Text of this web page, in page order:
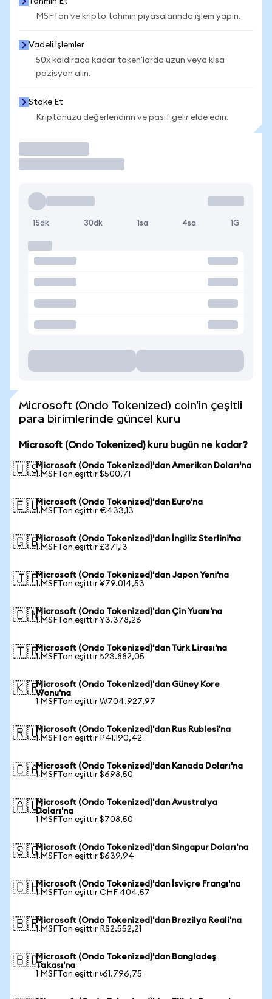
MSFTon ve kripto tahmin piyasalarında işlem yapın.
Vadeli İşlemler
50x kaldıraca kadar token'larda uzun veya kısa
pozisyon alın.
Stake Et
Kriptonuzu değerlendirin ve pasif gelir elde edin.
15dk 30dk 1sa 4sa 1G
Microsoft (Ondo Tokenized) coin'in çeşitli
para birimlerinde güncel kuru
Microsoft (Ondo Tokenized) kuru bugün ne kadar?
🇺🇸Microsoft (Ondo Tokenized)'dan Amerikan Doları'na
1 MSFTon eşittir $500,71
🇪🇺Microsoft (Ondo Tokenized)'dan Euro'na
1 MSFTon eşittir €433,13
🇬🇧Microsoft (Ondo Tokenized)'dan İngiliz Sterlini'na
1 MSFTon eşittir £371,13
🇯🇵Microsoft (Ondo Tokenized)'dan Japon Yeni'na
1 MSFTon eşittir ¥79.014,53
🇨🇳Microsoft (Ondo Tokenized)'dan Çin Yuanı'na
1 MSFTon eşittir ¥3.378,26
🇹🇷Microsoft (Ondo Tokenized)'dan Türk Lirası'na
1 MSFTon eşittir ₺23.882,05
🇰🇷Microsoft (Ondo Tokenized)'dan Güney Kore
Wonu'na
1 MSFTon eşittir ₩704.927,97
🇷🇺Microsoft (Ondo Tokenized)'dan Rus Rublesi'na
1 MSFTon eşittir ₽41.190,42
🇨🇦Microsoft (Ondo Tokenized)'dan Kanada Doları'na
1 MSFTon eşittir $698,50
🇦🇺Microsoft (Ondo Tokenized)'dan Avustralya
Doları'na
1 MSFTon eşittir $708,50
🇸🇬Microsoft (Ondo Tokenized)'dan Singapur Doları'na
1 MSFTon eşittir $639,94
🇨🇭Microsoft (Ondo Tokenized)'dan İsviçre Frangı'na
1 MSFTon eşittir CHF 404,57
🇧🇷Microsoft (Ondo Tokenized)'dan Brezilya Reali'na
1 MSFTon eşittir R$2.552,21
🇧🇩Microsoft (Ondo Tokenized)'dan Bangladeş
Takası'na
1 MSFTon eşittir ৳61.796,75